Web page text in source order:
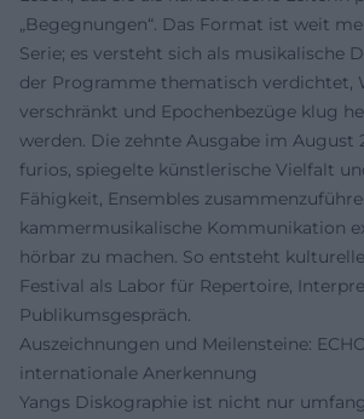
„Begegnungen“. Das Format ist weit
Serie; es versteht sich als musikalische
der Programme thematisch verdichtet,
verschränkt und Epochenbezüge klug
werden. Die zehnte Ausgabe im August
furios, spiegelte künstlerische Vielfalt
Fähigkeit, Ensembles
kammermusikalische Kommunikation
hörbar zu machen. So entsteht
Festival als Labor für Repertoire,
Publikumsgespräch.
Auszeichnungen und Meilensteine:
internationale Anerkennung
Yangs Diskographie ist nicht nur